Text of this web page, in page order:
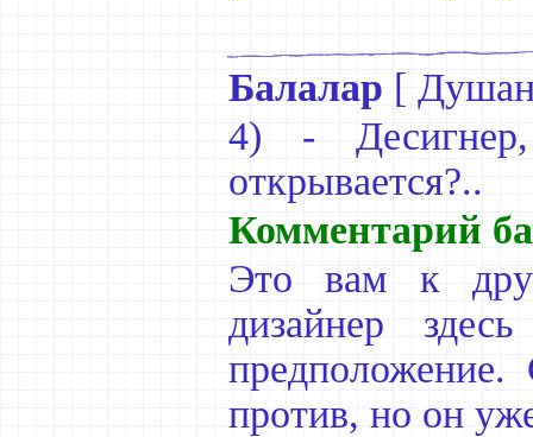
Балалар [
4) -
открывается?..
Комментарий
Это вам к
дизайнер
против, но он